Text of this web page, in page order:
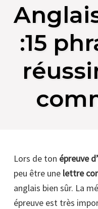
content
:15
Lors de ton épreuve
peu être une lettre
anglais bien sûr. La
épreuve est très